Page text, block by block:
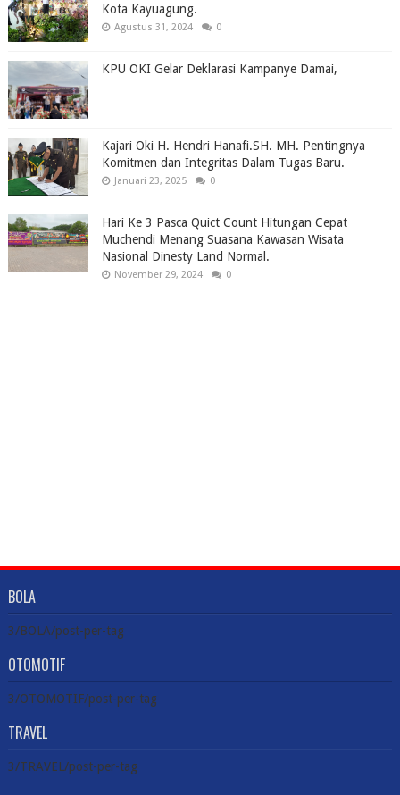
Kota Kayuagung.
Agustus 31, 2024 0
KPU OKI Gelar Deklarasi Kampanye Damai,
Kajari Oki H. Hendri Hanafi.SH. MH. Pentingnya
Komitmen dan Integritas Dalam Tugas Baru.
Januari 23, 2025 0
Hari Ke 3 Pasca Quict Count Hitungan Cepat
Muchendi Menang Suasana Kawasan Wisata
Nasional Dinesty Land Normal.
November 29, 2024 0
BOLA
3/BOLA/post-per-tag
OTOMOTIF
3/OTOMOTIF/post-per-tag
TRAVEL
3/TRAVEL/post-per-tag